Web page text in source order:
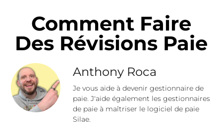
Comment Faire
Des Révisions Paie
Anthony Roca
Je vous aide à devenir gestionnaire de
paie. J'aide également les gestionnaires
de paie à maîtriser le logiciel de paie
Silae.